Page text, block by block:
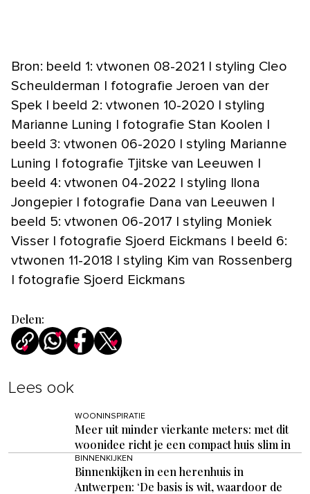
Bron: beeld 1: vtwonen 08-2021 | styling Cleo
Scheulderman | fotografie Jeroen van der
Spek | beeld 2: vtwonen 10-2020 | styling
Marianne Luning | fotografie Stan Koolen |
beeld 3: vtwonen 06-2020 | styling Marianne
Luning | fotografie Tjitske van Leeuwen |
beeld 4: vtwonen 04-2022 | styling Ilona
Jongepier | fotografie Dana van Leeuwen |
beeld 5: vtwonen 06-2017 | styling Moniek
Visser | fotografie Sjoerd Eickmans | beeld 6:
vtwonen 11-2018 | styling Kim van Rossenberg
| fotografie Sjoerd Eickmans
Delen:
Lees ook
WOONINSPIRATIE
Meer uit minder vierkante meters: met dit
woonidee richt je een compact huis slim in
BINNENKIJKEN
Binnenkijken in een herenhuis in
Antwerpen: ‘De basis is wit, waardoor de